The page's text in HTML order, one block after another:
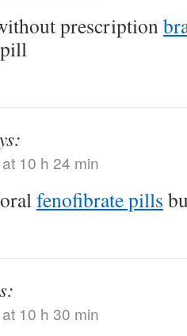
prescription
10 h 24 min
fenofibrate pills
10 h 30 min